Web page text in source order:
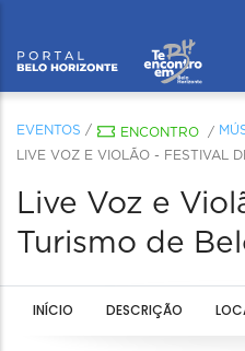
EVENTOS / ENCONTRO /
LIVE VOZ E VIOLÃO - FESTIVAL
Live Voz e
Turismo de
INÍCIO DESCRIÇÃO